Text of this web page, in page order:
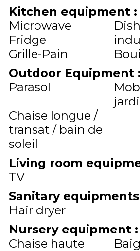
Kitchen equipment :
Microwave
Fridge
Grille-Pain
Outdoor Equipment :
Parasol
Chaise longue /
transat / bain de
soleil
Living room
TV
Sanitary equipments
Hair dryer
Nursery equipment :
Chaise haute